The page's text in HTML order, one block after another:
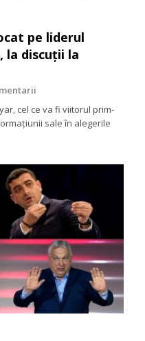
pe liderul
la discuții la
cel ce va fi viitorul prim-
sale în alegerile